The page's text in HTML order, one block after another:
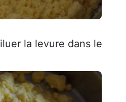
la levure dans le